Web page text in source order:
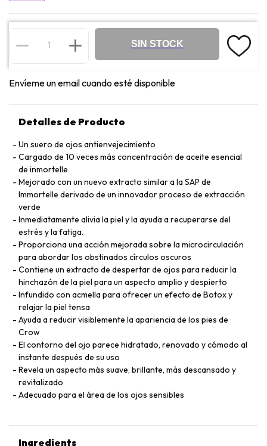
SIN STOCK
Envíeme un email cuando esté disponible
Detalles de Producto
Un suero de ojos antienvejecimiento
Cargado de 10 veces más concentración de aceite esencial
de inmortelle
Mejorado con un nuevo extracto similar a la SAP de
Immortelle derivado de un innovador proceso de extracción
verde
Inmediatamente alivia la piel y la ayuda a recuperarse del
estrés y la fatiga.
Proporciona una acción mejorada sobre la microcirculación
para abordar los obstinados círculos oscuros
Contiene un extracto de despertar de ojos para reducir la
hinchazón de la piel para un aspecto amplio y despierto
Infundido con acmella para ofrecer un efecto de Botox y
relajar la piel tensa
Ayuda a reducir visiblemente la apariencia de los pies de
Crow
El contorno del ojo parece hidratado, renovado y cómodo al
instante después de su uso
Revela un aspecto más suave, brillante, más descansado y
revitalizado
Adecuado para el área de los ojos sensibles
Ingredients